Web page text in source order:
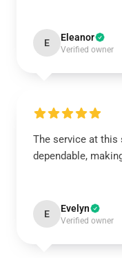
E Eleanor
Verified owner
The service at this
dependable,
E Evelyn
Verified owner